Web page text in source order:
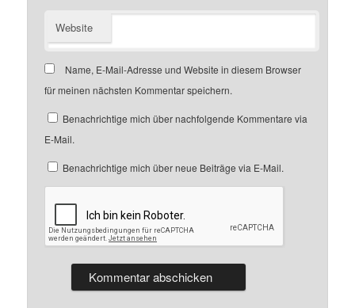
Website
Name, E-Mail-Adresse und Website in diesem Browser
für meinen nächsten Kommentar speichern.
Benachrichtige mich über nachfolgende Kommentare via
E-Mail.
Benachrichtige mich über neue Beiträge via E-Mail.